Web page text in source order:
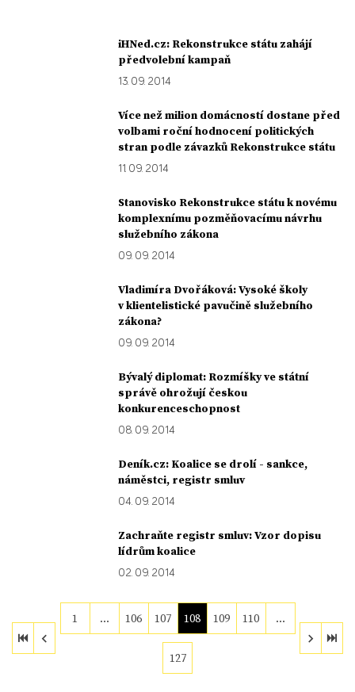
iHNed.cz: Rekonstrukce státu zahájí
předvolební kampaň
13. 09. 2014
Více než milion domácností dostane před
volbami roční hodnocení politických
stran podle závazků Rekonstrukce státu
11. 09. 2014
Stanovisko Rekonstrukce státu k novému
komplexnímu pozměňovacímu návrhu
služebního zákona
09. 09. 2014
Vladimíra Dvořáková: Vysoké školy
v klientelistické pavučině služebního
zákona?
09. 09. 2014
Bývalý diplomat: Rozmíšky ve státní
správě ohrožují českou
konkurenceschopnost
08. 09. 2014
Deník.cz: Koalice se drolí - sankce,
náměstci, registr smluv
04. 09. 2014
Zachraňte registr smluv: Vzor dopisu
lídrům koalice
02. 09. 2014
1 … 106 107 108 109 110 …
127